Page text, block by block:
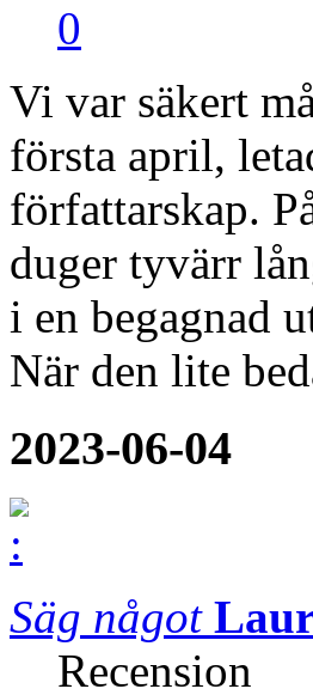
0
Vi var säkert
första april,
författarskap.
duger tyvärr
i en begagnad
När den lite
2023-06-04
Säg något
Recension